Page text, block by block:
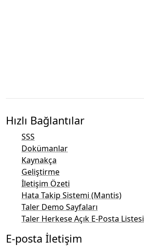
Hızlı Bağlantılar
SSS
Dokümanlar
Kaynakça
Geliştirme
İletişim Özeti
Hata Takip Sistemi (Mantis)
Taler Demo Sayfaları
Taler Herkese Açık E-Posta Listesi
E-posta İletişim